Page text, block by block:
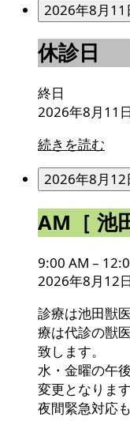
2026年8月11
休
診
日
休診日
終日
2026年8月11日
続きを読む
2026年8月12
AM［
池
田
］
AM［ 池
9:00 AM –
2026年8月12日
診療は池田獣
療は代診の獣
致します。
水・金曜の午
変更となります
夜間緊急対応